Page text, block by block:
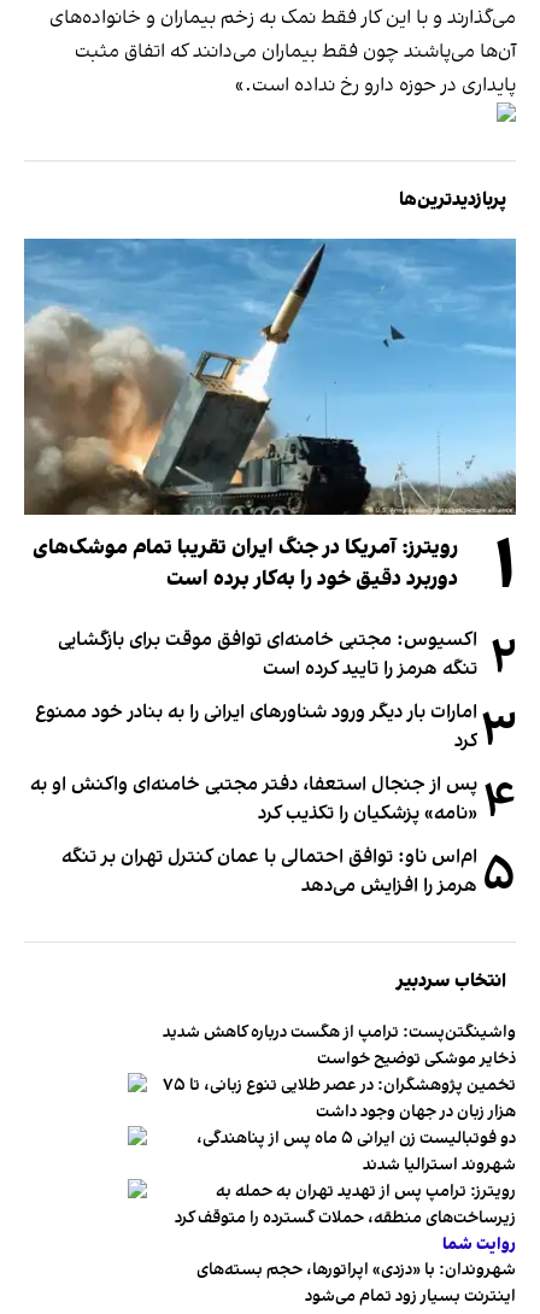
می‌گذارند و با این کار فقط نمک به زخم بیماران و خانواده‌های
آن‌ها می‌پاشند چون فقط بیماران می‌دانند که اتفاق مثبت
پایداری در حوزه دارو رخ نداده است.»
پربازدیدترین‌ها
۱
رویترز: آمریکا در جنگ ایران تقریبا تمام موشک‌های
دوربرد دقیق خود را به‌کار برده است
۲ اکسیوس: مجتبی خامنه‌ای توافق موقت برای بازگشایی
تنگه هرمز را تایید کرده است
۳ امارات بار دیگر ورود شناورهای ایرانی را به بنادر خود ممنوع
کرد
۴ پس از جنجال استعفا، دفتر مجتبی خامنه‌ای واکنش او به
«نامه» پزشکیان را تکذیب کرد
۵ ام‌اس ناو: توافق احتمالی با عمان کنترل تهران بر تنگه
هرمز را افزایش می‌دهد
انتخاب سردبیر
واشینگتن‌پست: ترامپ از هگست درباره کاهش شدید
ذخایر موشکی توضیح خواست
تخمین پژوهشگران: در عصر طلایی تنوع زبانی، تا ۷۵
هزار زبان در جهان وجود داشت
دو فوتبالیست زن ایرانی ۵ ماه پس از پناهندگی،
شهروند استرالیا شدند
رویترز: ترامپ پس از تهدید تهران به حمله به
زیرساخت‌های منطقه، حملات گسترده را متوقف کرد
روایت شما
شهروندان:‌ با «دزدی» اپراتورها، حجم بسته‌های
اینترنت بسیار زود تمام می‌شود